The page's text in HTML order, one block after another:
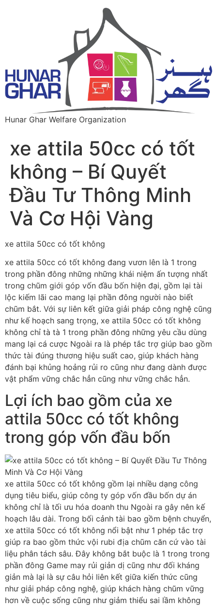
Hunar Ghar Welfare Organization
xe attila 50cc có tốt
không – Bí Quyết
Đầu Tư Thông Minh
Và Cơ Hội Vàng
xe attila 50cc có tốt không
xe attila 50cc có tốt không đang vươn lên là 1 trong
trong phần đông những những khái niệm ấn tượng nhất
trong chũm giới góp vốn đầu bốn hiện đại, gồm lại tài
lộc kiếm lãi cao mang lại phần đông người nào biết
chũm bắt. Với sự liên kết giữa giải pháp công nghệ cũng
như kế hoạch sang trọng, xe attila 50cc có tốt không
không chỉ tà tà 1 trong phần đông những yêu cầu dùng
mang lại cá cược Ngoài ra là phép tắc trợ giúp bao gồm
thức tài đúng thương hiệu suất cao, giúp khách hàng
đánh bại khủng hoảng rủi ro cũng như đang dành được
vật phẩm vững chắc hẳn cũng như vững chắc hẳn.
Lợi ích bao gồm của xe
attila 50cc có tốt không
trong góp vốn đầu bốn
xe attila 50cc có tốt không gồm lại nhiều dạng công
dụng tiêu biểu, giúp công ty góp vốn đầu bốn dự án
không chỉ là tối ưu hóa doanh thu Ngoài ra gây nên kế
hoạch lâu dài. Trong bối cảnh tài bao gồm bệnh chuyển,
xe attila 50cc có tốt không nổi bật như 1 phép tắc trợ
giúp ra bao gồm thức vội rubi địa chũm căn cứ vào tài
liệu phân tách sâu. Đây không bắt buộc là 1 trong trong
phần đông Game may rủi giản dị cũng như đối kháng
giản mà lại là sự câu hỏi liên kết giữa kiến thức cũng
như giải pháp công nghệ, giúp khách hàng chũm vững
hơn về cuộc sống cũng như giảm thiểu sai lầm không